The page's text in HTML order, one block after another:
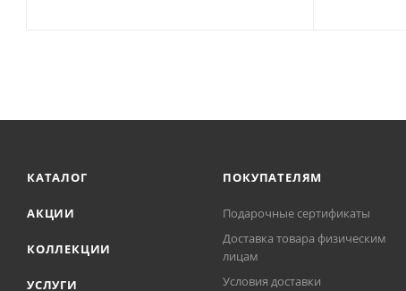
КАТАЛОГ
АКЦИИ
КОЛЛЕКЦИИ
УСЛУГИ
ПОКУПАТЕЛЯМ
Подарочные сертификаты
Доставка товара физическим
лицам
Условия доставки